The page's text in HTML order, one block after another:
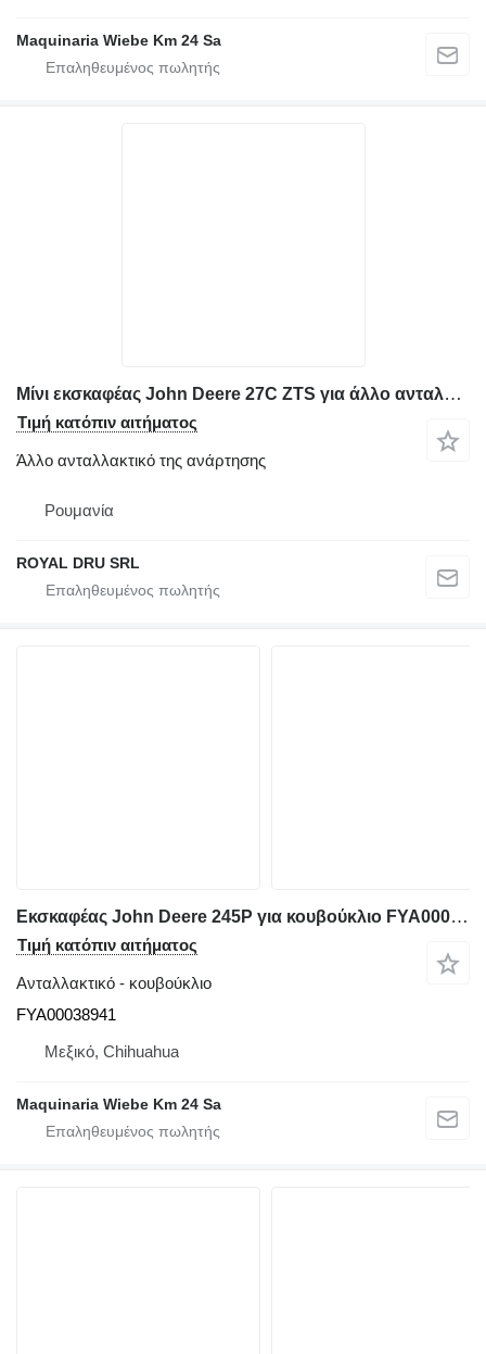
Maquinaria Wiebe Km 24 Sa
Μίνι εκσκαφέας John Deere 27C ZTS για άλλο ανταλλακτικό της ανάρτησης Pinion rotor
Τιμή κατόπιν αιτήματος
Άλλο ανταλλακτικό της ανάρτησης
Ρουμανία
ROYAL DRU SRL
Εκσκαφέας John Deere 245P για κουβούκλιο FYA00038941
Τιμή κατόπιν αιτήματος
Ανταλλακτικό - κουβούκλιο
FYA00038941
Μεξικό, Chihuahua
Maquinaria Wiebe Km 24 Sa